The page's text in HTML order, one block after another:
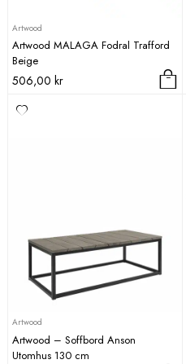
Artwood
Artwood MALAGA Fodral Trafford
Beige
506,00 kr
Artwood
Artwood – Soffbord Anson
Utomhus 130 cm